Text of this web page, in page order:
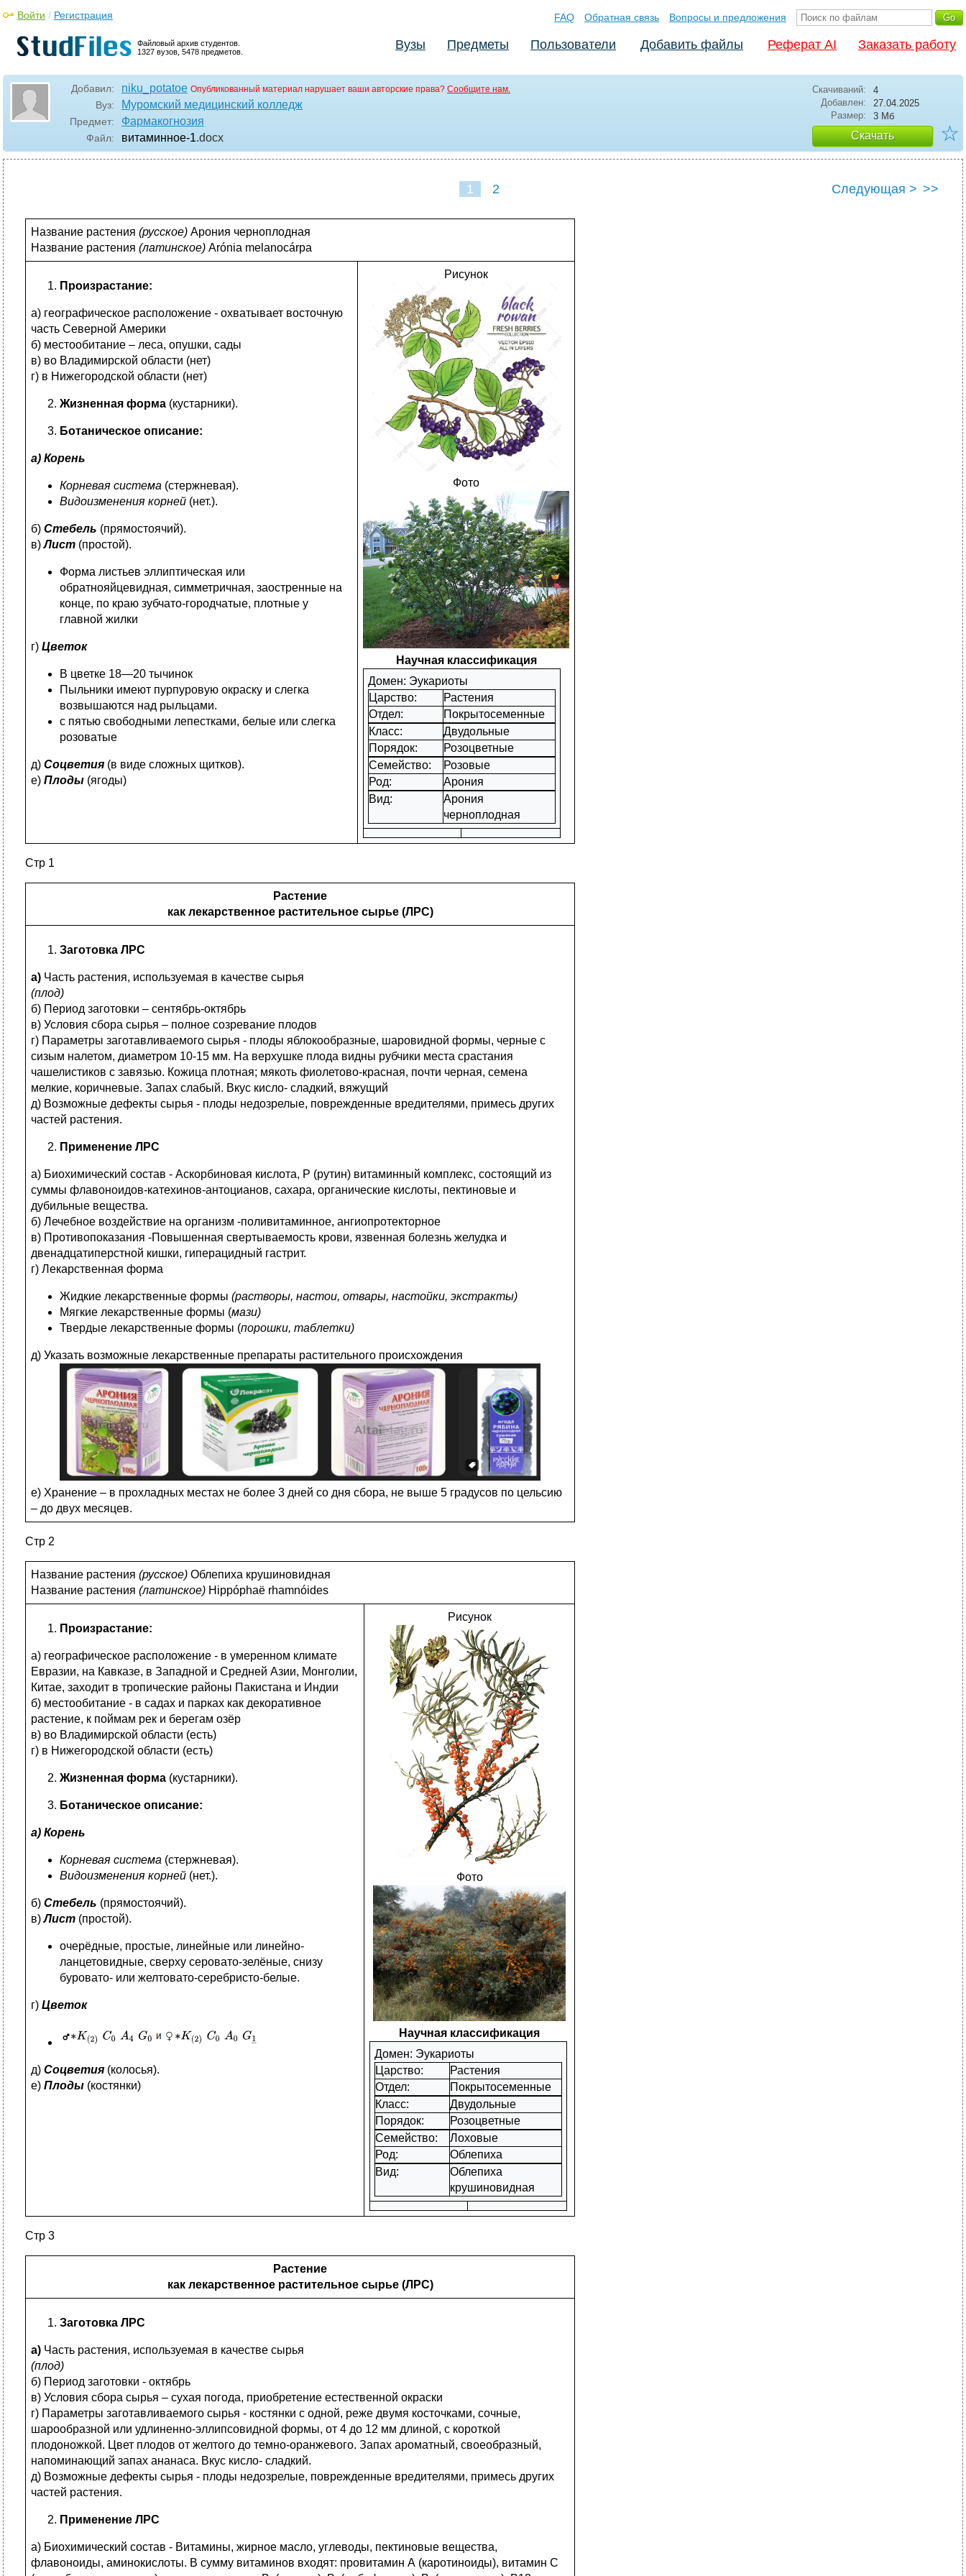
Файловый архив студентов.
1327 вузов, 5478 предметов.
Войти / Регистрация FAQ Обратная связь Вопросы и предложения
Вузы Предметы Пользователи Добавить файлы Реферат AI Заказать работу
Добавил: niku_potatoe Опубликованный материал нарушает ваши авторские права? Сообщите нам.
Вуз: Муромский медицинский колледж
Предмет: Фармакогнозия
Файл: витаминное-1.docx
Скачиваний:
4
Добавлен:
27.04.2025
Размер:
3 Мб
Скачать ☆
1 2 Следующая > >>
Название растения (русское) Арония черноплодная
Название растения (латинское) Arónia melanocárpa
Произрастание:
а) географическое расположение - охватывает восточную
часть Северной Америки
б) местообитание – леса, опушки, сады
в) во Владимирской области (нет)
г) в Нижегородской области (нет)
Жизненная форма (кустарники).
Ботаническое описание:
а) Корень
Корневая система (стержневая).
Видоизменения корней (нет.).
б) Стебель (прямостоячий).
в)Лист (простой).
Форма листьев эллиптическая или
обратнояйцевидная, симметричная, заостренные на
конце, по краю зубчато-городчатые, плотные у
главной жилки
г) Цветок
В цветке 18—20 тычинок
Пыльники имеют пурпуровую окраску и слегка
возвышаются над рыльцами.
с пятью свободными лепестками, белые или слегка
розоватые
д) Соцветия (в виде сложных щитков).
е) Плоды (ягоды)
Рисунок
Фото
Научная классификация
Домен: Эукариоты
Царство:
Растения
Отдел:
Покрытосеменные
Класс:
Двудольные
Порядок:
Розоцветные
Семейство:
Розовые
Род:
Арония
Вид:
Арония
черноплодная
Стр 1
Растение
как лекарственное растительное сырье (ЛРС)
Заготовка ЛРС
а) Часть растения, используемая в качестве сырья
(плод)
б) Период заготовки – сентябрь-октябрь
в) Условия сбора сырья – полное созревание плодов
г) Параметры заготавливаемого сырья - плоды яблокообразные, шаровидной формы, черные с
сизым налетом, диаметром 10-15 мм. На верхушке плода видны рубчики места срастания
чашелистиков с завязью. Кожица плотная; мякоть фиолетово-красная, почти черная, семена
мелкие, коричневые. Запах слабый. Вкус кисло- сладкий, вяжущий
д) Возможные дефекты сырья - плоды недозрелые, поврежденные вредителями, примесь других
частей растения.
Применение ЛРС
а) Биохимический состав - Аскорбиновая кислота, Р (рутин) витаминный комплекс, состоящий из
суммы флавоноидов-катехинов-антоцианов, сахара, органические кислоты, пектиновые и
дубильные вещества.
б) Лечебное воздействие на организм -поливитаминное, ангиопротекторное
в) Противопоказания -Повышенная свертываемость крови, язвенная болезнь желудка и
двенадцатиперстной кишки, гиперацидный гастрит.
г) Лекарственная форма
Жидкие лекарственные формы (растворы, настои, отвары, настойки, экстракты)
Мягкие лекарственные формы (мази)
Твердые лекарственные формы (порошки, таблетки)
д) Указать возможные лекарственные препараты растительного происхождения
е) Хранение – в прохладных местах не более 3 дней со дня сбора, не выше 5 градусов по цельсию
– до двух месяцев.
Стр 2
Название растения (русское) Облепиха крушиновидная
Название растения (латинское) Hippóphaë rhamnóides
Произрастание:
а) географическое расположение - в умеренном климате
Евразии, на Кавказе, в Западной и Средней Азии, Монголии,
Китае, заходит в тропические районы Пакистана и Индии
б) местообитание - в садах и парках как декоративное
растение, к поймам рек и берегам озёр
в) во Владимирской области (есть)
г) в Нижегородской области (есть)
Жизненная форма (кустарники).
Ботаническое описание:
а) Корень
Корневая система (стержневая).
Видоизменения корней (нет.).
б) Стебель (прямостоячий).
в)Лист (простой).
очерёдные, простые, линейные или линейно-
ланцетовидные, сверху серовато-зелёные, снизу
буровато- или желтовато-серебристо-белые.
г) Цветок
д) Соцветия (колосья).
е) Плоды (костянки)
Рисунок
Фото
Научная классификация
Домен: Эукариоты
Царство:
Растения
Отдел:
Покрытосеменные
Класс:
Двудольные
Порядок:
Розоцветные
Семейство:
Лоховые
Род:
Облепиха
Вид:
Облепиха
крушиновидная
Стр 3
Растение
как лекарственное растительное сырье (ЛРС)
Заготовка ЛРС
а) Часть растения, используемая в качестве сырья
(плод)
б) Период заготовки - октябрь
в) Условия сбора сырья – сухая погода, приобретение естественной окраски
г) Параметры заготавливаемого сырья - костянки с одной, реже двумя косточками, сочные,
шарообразной или удлиненно-эллипсовидной формы, от 4 до 12 мм длиной, с короткой
плодоножкой. Цвет плодов от желтого до темно-оранжевого. Запах ароматный, своеобразный,
напоминающий запах ананаса. Вкус кисло- сладкий.
д) Возможные дефекты сырья - плоды недозрелые, поврежденные вредителями, примесь других
частей растения.
Применение ЛРС
а) Биохимический состав - Витамины, жирное масло, углеводы, пектиновые вещества,
флавоноиды, аминокислоты. В сумму витаминов входят: провитамин А (каротиноиды), витамин С